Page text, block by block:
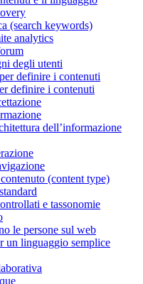
(search keywords)
analytics
degli utenti
definire i contenuti
definire i contenuti
dell’informazione
(content type)
e tassonomie
le persone sul web
un linguaggio semplice